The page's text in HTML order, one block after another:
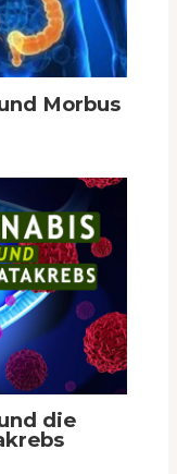
Morbus
die